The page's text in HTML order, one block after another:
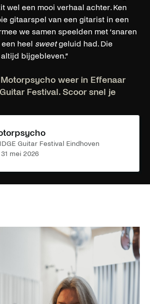
wel een mooi verhaal achter. Ken
gitaarspel van een gitarist in een
we samen speelden met ‘snaren
een heel sweetgeluid had. Die
bijgebleven.”
weer in Effenaar
Festival. Scoor snel je
Guitar Festival Eindhoven
31 mei 2026